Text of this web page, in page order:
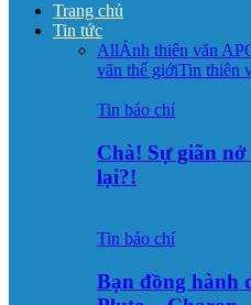
Trang chủ
Tin tức
AllẢnh thiên văn
văn thế giớiTin thiên
Tin báo chí
Chà! Sự giãn
lại?!
Tin báo chí
Bạn đồng hành